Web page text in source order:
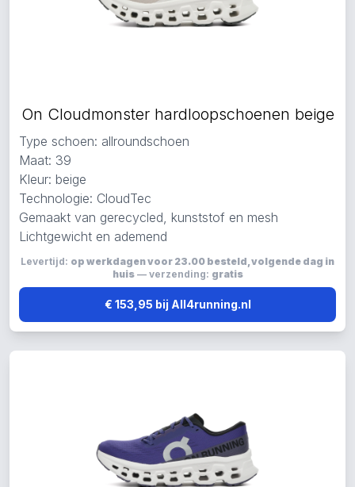
On Cloudmonster hardloopschoenen beige
Type schoen: allroundschoen
Maat: 39
Kleur: beige
Technologie: CloudTec
Gemaakt van gerecycled, kunststof en mesh
Lichtgewicht en ademend
Levertijd: op werkdagen voor 23.00 besteld, volgende dag in
huis— verzending: gratis
€ 153,95 bij All4running.nl